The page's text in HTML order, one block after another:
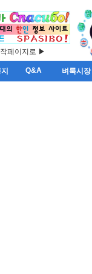
페이지로 ▶
Q&A 벼룩시장